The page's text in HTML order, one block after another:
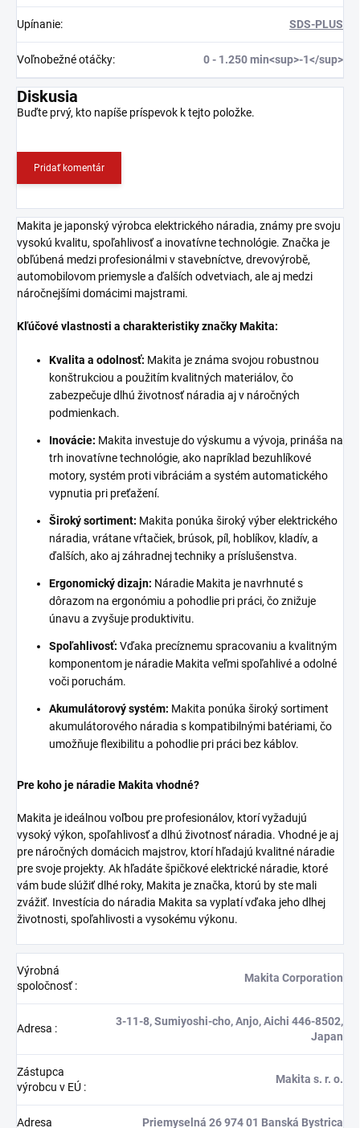
Upínanie: SDS-PLUS
Voľnobežné otáčky: 0 - 1.250 min<sup>-1</sup>
Diskusia
Buďte prvý, kto napíše príspevok k tejto položke.
Pridať komentár
Makita je japonský výrobca elektrického náradia, známy pre svoju
vysokú kvalitu, spoľahlivosť a inovatívne technológie. Značka je
obľúbená medzi profesionálmi v stavebníctve, drevovýrobě,
automobilovom priemysle a ďalších odvetviach, ale aj medzi
náročnejšími domácimi majstrami.
Kľúčové vlastnosti a charakteristiky značky Makita:
Kvalita a odolnosť: Makita je známa svojou robustnou
konštrukciou a použitím kvalitných materiálov, čo
zabezpečuje dlhú životnosť náradia aj v náročných
podmienkach.
Inovácie: Makita investuje do výskumu a vývoja, prináša na
trh inovatívne technológie, ako napríklad bezuhlíkové
motory, systém proti vibráciám a systém automatického
vypnutia pri preťažení.
Široký sortiment: Makita ponúka široký výber elektrického
náradia, vrátane vŕtačiek, brúsok, píl, hoblíkov, kladív, a
ďalších, ako aj záhradnej techniky a príslušenstva.
Ergonomický dizajn: Náradie Makita je navrhnuté s
dôrazom na ergonómiu a pohodlie pri práci, čo znižuje
únavu a zvyšuje produktivitu.
Spoľahlivosť: Vďaka precíznemu spracovaniu a kvalitným
komponentom je náradie Makita veľmi spoľahlivé a odolné
voči poruchám.
Akumulátorový systém: Makita ponúka široký sortiment
akumulátorového náradia s kompatibilnými batériami, čo
umožňuje flexibilitu a pohodlie pri práci bez káblov.
Pre koho je náradie Makita vhodné?
Makita je ideálnou voľbou pre profesionálov, ktorí vyžadujú
vysoký výkon, spoľahlivosť a dlhú životnosť náradia. Vhodné je aj
pre náročných domácich majstrov, ktorí hľadajú kvalitné náradie
pre svoje projekty. Ak hľadáte špičkové elektrické náradie, ktoré
vám bude slúžiť dlhé roky, Makita je značka, ktorú by ste mali
zvážiť. Investícia do náradia Makita sa vyplatí vďaka jeho dlhej
životnosti, spoľahlivosti a vysokému výkonu.
Výrobná
spoločnosť:
Makita Corporation
Adresa :
3-11-8, Sumiyoshi-cho, Anjo, Aichi 446-8502,
Japan
Zástupca
výrobcu v EÚ :
Makita s. r. o.
Adresa
Priemyselná 26 974 01 Banská Bystrica